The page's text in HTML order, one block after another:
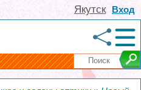
Вход
Якутск